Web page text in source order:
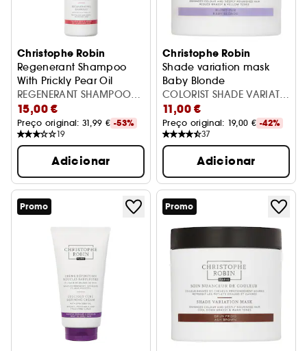
Christophe Robin
Regenerant Shampoo
With Prickly Pear Oil
Champô regenerador
REGENERANT SHAMPOO
WITH PRICKLY PEAR OIL
15,00 €
Preço original: 31,99 € -53%
19
Adicionar
Christophe Robin
Shade variation mask
Baby Blonde
Máscara Cabelos Pintados
COLORIST SHADE VARIATN
BABY BLOND 250ML
11,00 €
Preço original: 19,00 € -42%
37
Adicionar
Promo Promo